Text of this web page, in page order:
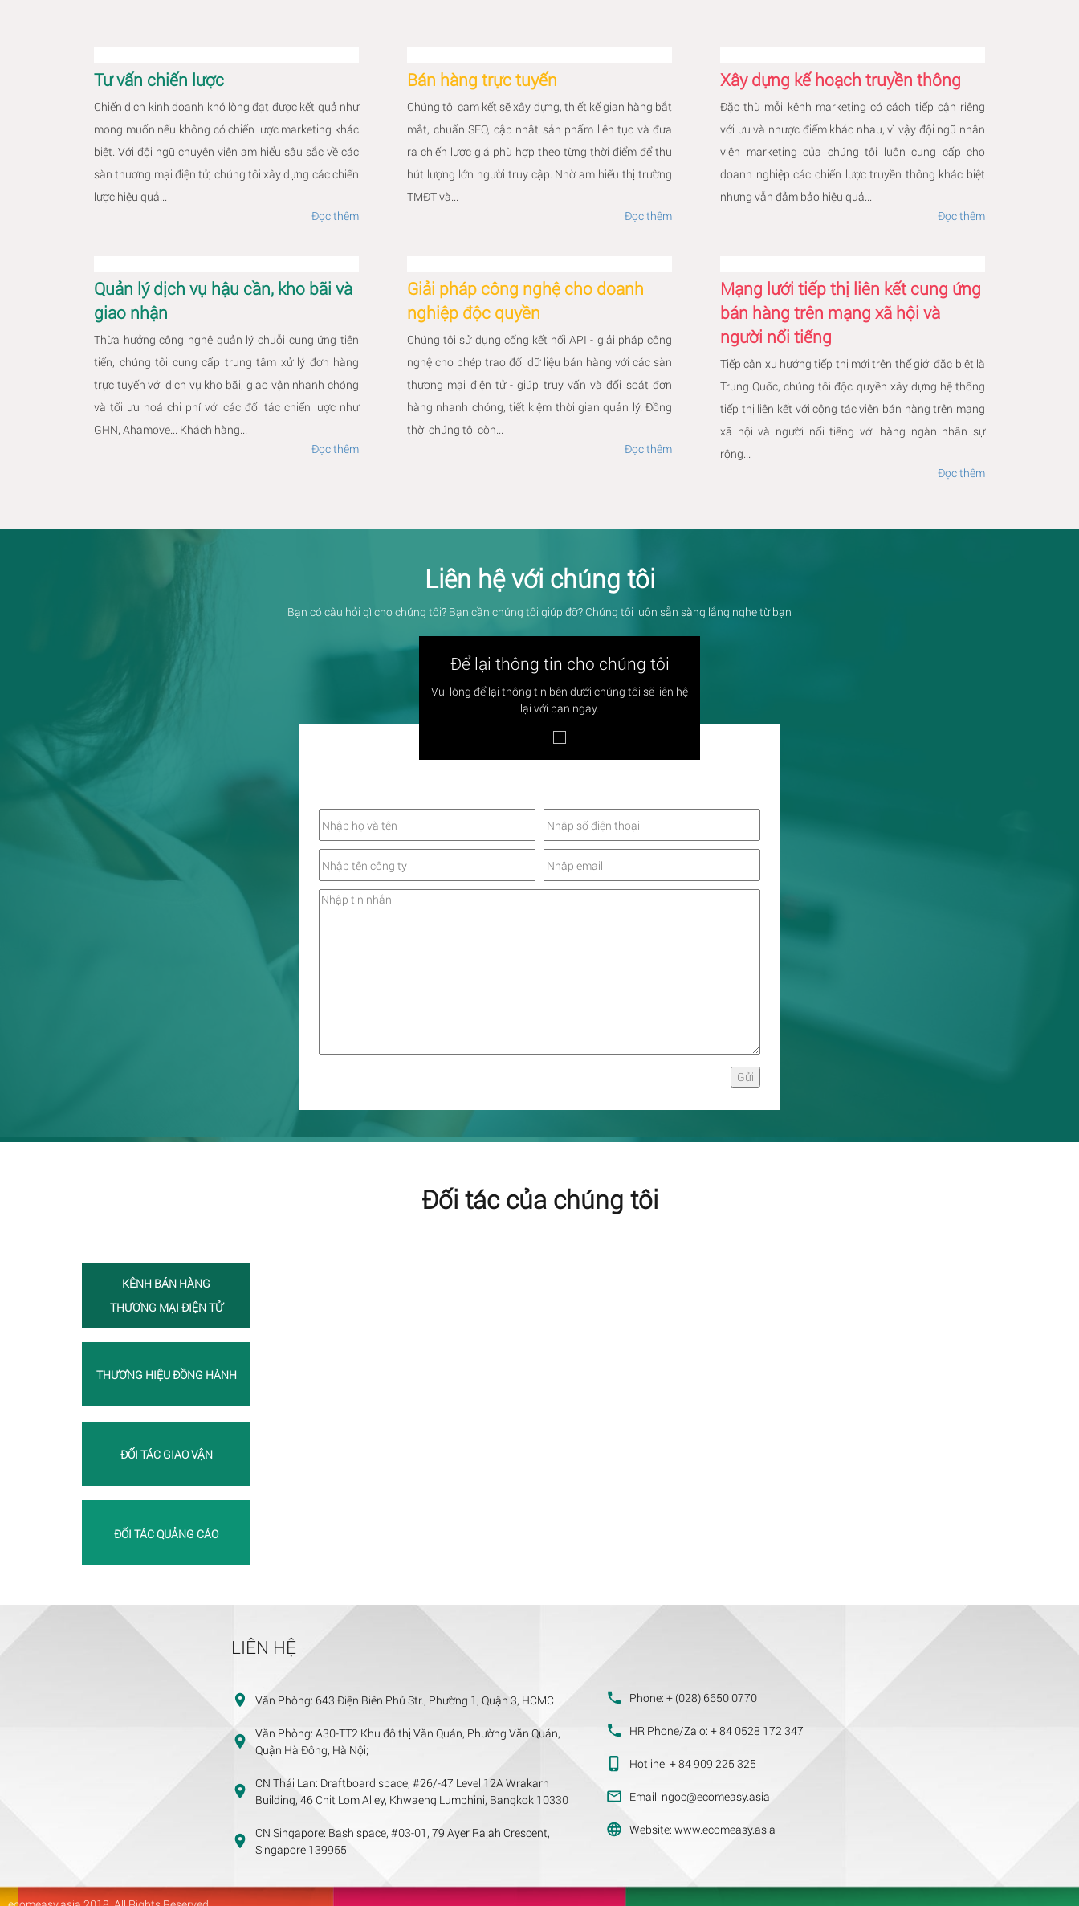
Tư vấn chiến lược
Chiến dịch kinh doanh khó lòng đạt được kết quả như
mong muốn nếu không có chiến lược marketing khác
biệt. Với đội ngũ chuyên viên am hiểu sâu sắc về các
sàn thương mại điện tử, chúng tôi xây dựng các chiến
lược hiệu quả...
Đọc thêm
Bán hàng trực tuyến
Chúng tôi cam kết sẽ xây dựng, thiết kế gian hàng bắt
mắt, chuẩn SEO, cập nhật sản phẩm liên tục và đưa
ra chiến lược giá phù hợp theo từng thời điểm để thu
hút lượng lớn người truy cập. Nhờ am hiểu thị trường
TMĐT và...
Đọc thêm
Xây dựng kế hoạch truyền thông
Đặc thù mỗi kênh marketing có cách tiếp cận riêng
với ưu và nhược điểm khác nhau, vì vậy đội ngũ nhân
viên marketing của chúng tôi luôn cung cấp cho
doanh nghiệp các chiến lược truyền thông khác biệt
nhưng vẫn đảm bảo hiệu quả...
Đọc thêm
Quản lý dịch vụ hậu cần, kho bãi và
giao nhận
Thừa hưởng công nghệ quản lý chuỗi cung ứng tiên
tiến, chúng tôi cung cấp trung tâm xử lý đơn hàng
trực tuyến với dịch vụ kho bãi, giao vận nhanh chóng
và tối ưu hoá chi phí với các đối tác chiến lược như
GHN, Ahamove... Khách hàng...
Đọc thêm
Giải pháp công nghệ cho doanh
nghiệp độc quyền
Chúng tôi sử dụng cổng kết nối API - giải pháp công
nghệ cho phép trao đổi dữ liệu bán hàng với các sàn
thương mại điện tử - giúp truy vấn và đối soát đơn
hàng nhanh chóng, tiết kiệm thời gian quản lý. Đồng
thời chúng tôi còn...
Đọc thêm
Mạng lưới tiếp thị liên kết cung ứng
bán hàng trên mạng xã hội và
người nổi tiếng
Tiếp cận xu hướng tiếp thị mới trên thế giới đặc biệt là
Trung Quốc, chúng tôi độc quyền xây dựng hệ thống
tiếp thị liên kết với cộng tác viên bán hàng trên mạng
xã hội và người nổi tiếng với hàng ngàn nhân sự
rộng...
Đọc thêm
Liên hệ với chúng tôi
Bạn có câu hỏi gì cho chúng tôi? Bạn cần chúng tôi giúp đỡ? Chúng tôi luôn sẵn sàng lắng nghe từ bạn
Để lại thông tin cho chúng tôi
Vui lòng để lại thông tin bên dưới chúng tôi sẽ liên hệ
lại với bạn ngay.
Đối tác của chúng tôi
KÊNH BÁN HÀNG
THƯƠNG MẠI ĐIỆN TỬ
THƯƠNG HIỆU ĐỒNG HÀNH
ĐỐI TÁC GIAO VẬN
ĐỐI TÁC QUẢNG CÁO
LIÊN HỆ
Văn Phòng: 643 Điện Biên Phủ Str., Phường 1, Quận 3, HCMC
Văn Phòng: A30-TT2 Khu đô thị Văn Quán, Phường Văn Quán,
Quận Hà Đông, Hà Nội;
CN Thái Lan: Draftboard space, #26/-47 Level 12A Wrakarn
Building, 46 Chit Lom Alley, Khwaeng Lumphini, Bangkok 10330
CN Singapore: Bash space, #03-01, 79 Ayer Rajah Crescent,
Singapore 139955
Phone: + (028) 6650 0770
HR Phone/Zalo: + 84 0528 172 347
Hotline: + 84 909 225 325
Email: ngoc@ecomeasy.asia
Website: www.ecomeasy.asia